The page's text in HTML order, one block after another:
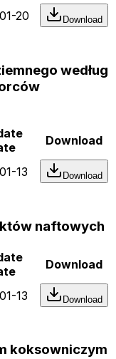
20 Download
według
Download
13 Download
naftowych
Download
13 Download
koksowniczym